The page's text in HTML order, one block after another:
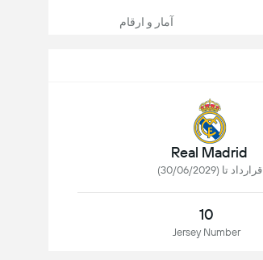
آمار و ارقام
Real Madrid
قرارداد تا (30/06/2029)
10
Jersey Number